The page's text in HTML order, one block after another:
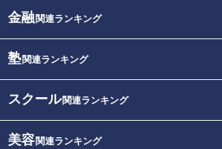
金融関連ランキング
塾関連ランキング
スクール関連ランキング
美容関連ランキング